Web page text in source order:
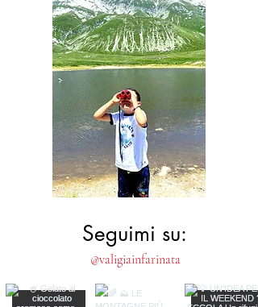
Seguimi su:
@valigiainfarinata